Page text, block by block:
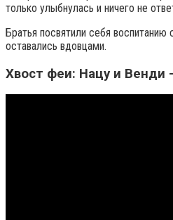
только улыбнулась и ничего не
Братья посвятили себя
оставались вдовцами.
Хвост феи: Нацу и Венди